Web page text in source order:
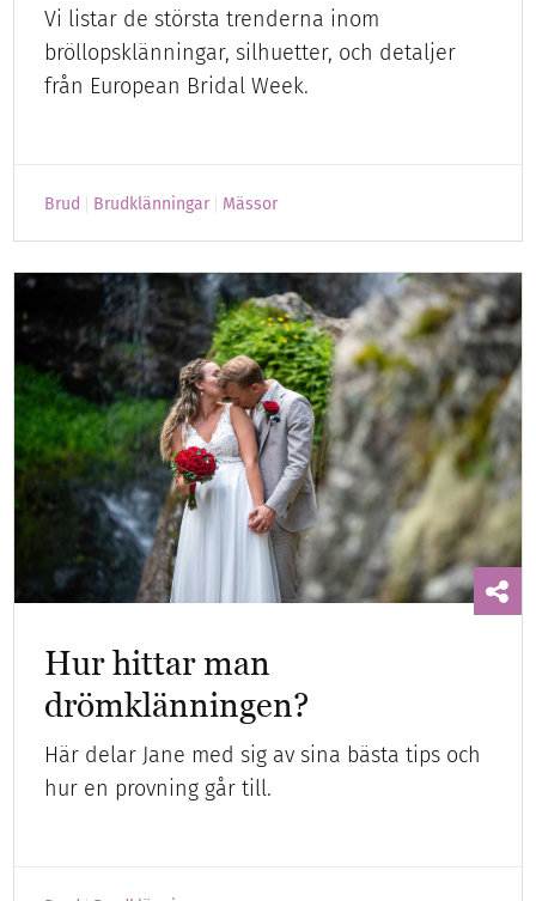
Vi listar de största trenderna inom
bröllopsklänningar, silhuetter, och detaljer
från European Bridal Week.
Brud Brudklänningar Mässor
Hur hittar man
drömklänningen?
Här delar Jane med sig av sina bästa tips och
hur en provning går till.